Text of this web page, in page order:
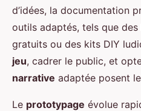
d’idées, la documentation
outils adaptés, tels que
gratuits ou des kits DIY
jeu, cadrer le public, et
narrative adaptée posent
Le prototypage évolue